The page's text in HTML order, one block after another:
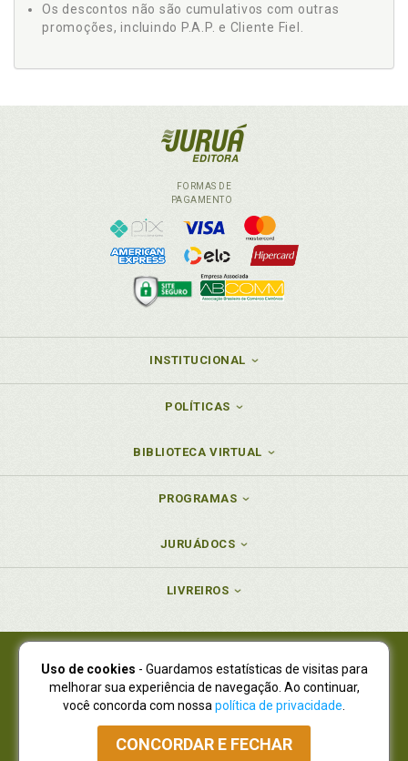
Os descontos não são cumulativos com outras
promoções, incluindo P.A.P. e Cliente Fiel.
FORMAS DE
PAGAMENTO
INSTITUCIONAL
POLÍTICAS
BIBLIOTECA VIRTUAL
PROGRAMAS
JURUÁDOCS
LIVREIROS
Juruá Editora Ltda., CNPJ 77.535.508/0001-19
Juruá Informática Ltda., CNPJ 01.701.561/0001-80
NOVO ENDEREÇO:R. Flávio Dallegrave, 7665, São Lourenço |
Curitiba - Paraná - CEP 82210-310
Atendimento: (41) 4009-3900|Vendas Atacado: (41) 4009-3939
Uso de cookies - Guardamos estatísticas de visitas para
melhorar sua experiência de navegação. Ao continuar,
você concorda com nossa política de privacidade
CONCORDAR E FECHAR